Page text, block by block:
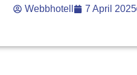
Webbhotell 7 April 2025